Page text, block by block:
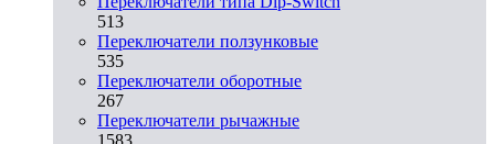
513
Переключатели ползунковые
535
Переключатели оборотные
267
Переключатели рычажные
1583